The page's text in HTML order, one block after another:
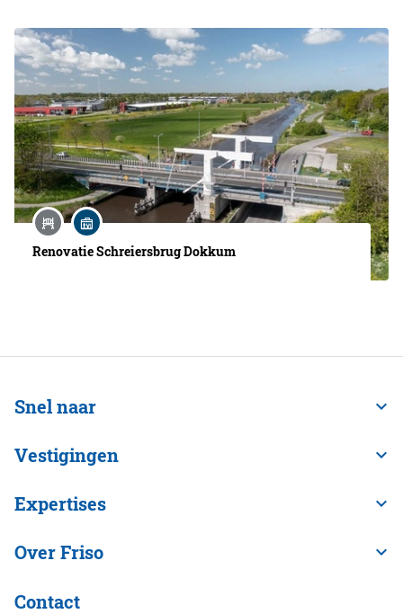
Renovatie Schreiersbrug Dokkum
Snel naar
Vestigingen
Expertises
Over Friso
Contact